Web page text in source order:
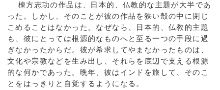
棟方志功の作品は、日本的、仏教的な主題が大半であ
った。しかし、そのことが彼の作品を狭い殻の中に閉じ
こめることはなかった。なぜなら、日本的、仏教的主題
も、彼にとっては根源的なものへと至る一つの手段に過
ぎなかったからだ。彼が希求してやまなかったものは、
文化や宗教などを生み出し、それらを底辺で支える根源
的な何かであった。晩年、彼はインドを旅して、そのこ
とをはっきりと自覚するようになる。